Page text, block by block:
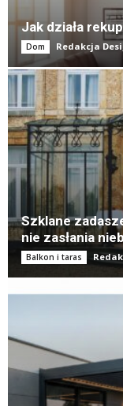
Jak działa
Dom Redakcja
Szklane
nie zasłania
Balkon i taras